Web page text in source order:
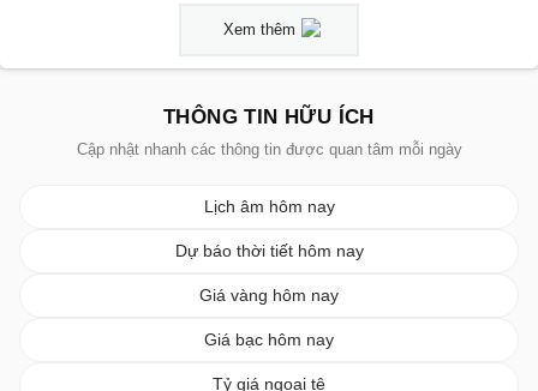
Xem thêm
THÔNG TIN HỮU ÍCH
Cập nhật nhanh các thông tin được quan tâm mỗi ngày
Lịch âm hôm nay
Dự báo thời tiết hôm nay
Giá vàng hôm nay
Giá bạc hôm nay
Tỷ giá ngoại tệ